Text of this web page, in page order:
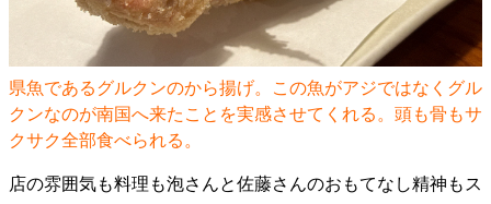
県魚であるグルクンのから揚げ。この魚がアジではなくグル
クンなのが南国へ来たことを実感させてくれる。頭も骨もサ
クサク全部食べられる。
店の雰囲気も料理も泡さんと佐藤さんのおもてなし精神もス